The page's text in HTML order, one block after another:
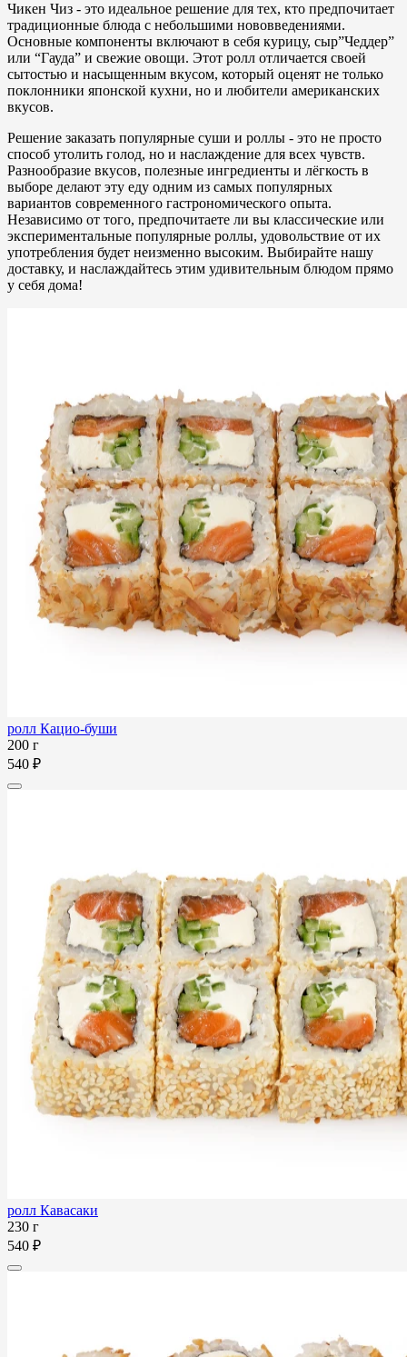
Чикен Чиз - это идеальное решение для тех, кто предпочитает
традиционные блюда с небольшими нововведениями.
Основные компоненты включают в себя курицу, сыр”Чеддер”
или “Гауда” и свежие овощи. Этот ролл отличается своей
сытостью и насыщенным вкусом, который оценят не только
поклонники японской кухни, но и любители американских
вкусов.
Решение заказать популярные суши и роллы - это не просто
способ утолить голод, но и наслаждение для всех чувств.
Разнообразие вкусов, полезные ингредиенты и лёгкость в
выборе делают эту еду одним из самых популярных
вариантов современного гастрономического опыта.
Независимо от того, предпочитаете ли вы классические или
экспериментальные популярные роллы, удовольствие от их
употребления будет неизменно высоким. Выбирайте нашу
доставку, и наслаждайтесь этим удивительным блюдом прямо
у себя дома!
ролл Кацио-буши
200 г
540 ₽
ролл Кавасаки
230 г
540 ₽